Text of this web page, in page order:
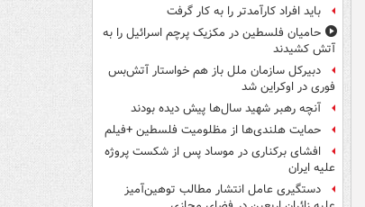
باید افراد کارآمدتر را به کار گرفت
حامیان فلسطین در مکزیک پرچم اسرائیل را به
آتش کشیدند
دبیرکل سازمان ملل باز هم خواستار آتش‌بس
فوری در اوکراین شد
آنچه رهبر شهید سال‌ها پیش دیده بودند
حمایت هلندی‌ها از مظلومیت فلسطین +فیلم
افشای برکناری در موساد پس از شکست پروژه
علیه ایران
دستگیری عامل انتشار مطالب توهین‌آمیز